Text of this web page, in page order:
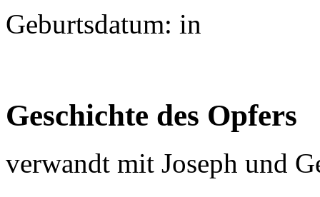
Geburtsdatum: in
Geschichte des Opfers
verwandt mit Joseph und